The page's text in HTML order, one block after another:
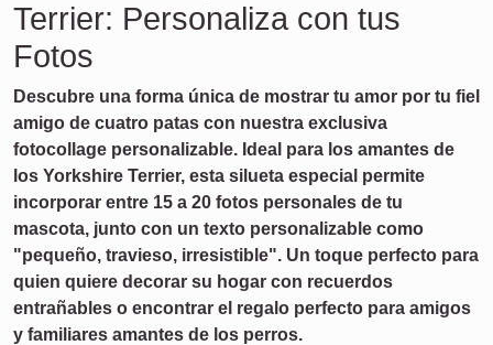
Terrier: Personaliza con tus
Fotos
Descubre una forma única de mostrar tu amor por tu fiel
amigo de cuatro patas con nuestra exclusiva
fotocollage personalizable. Ideal para los amantes de
los Yorkshire Terrier, esta silueta especial permite
incorporar entre 15 a 20 fotos personales de tu
mascota, junto con un texto personalizable como
"pequeño, travieso, irresistible". Un toque perfecto para
quien quiere decorar su hogar con recuerdos
entrañables o encontrar el regalo perfecto para amigos
y familiares amantes de los perros.